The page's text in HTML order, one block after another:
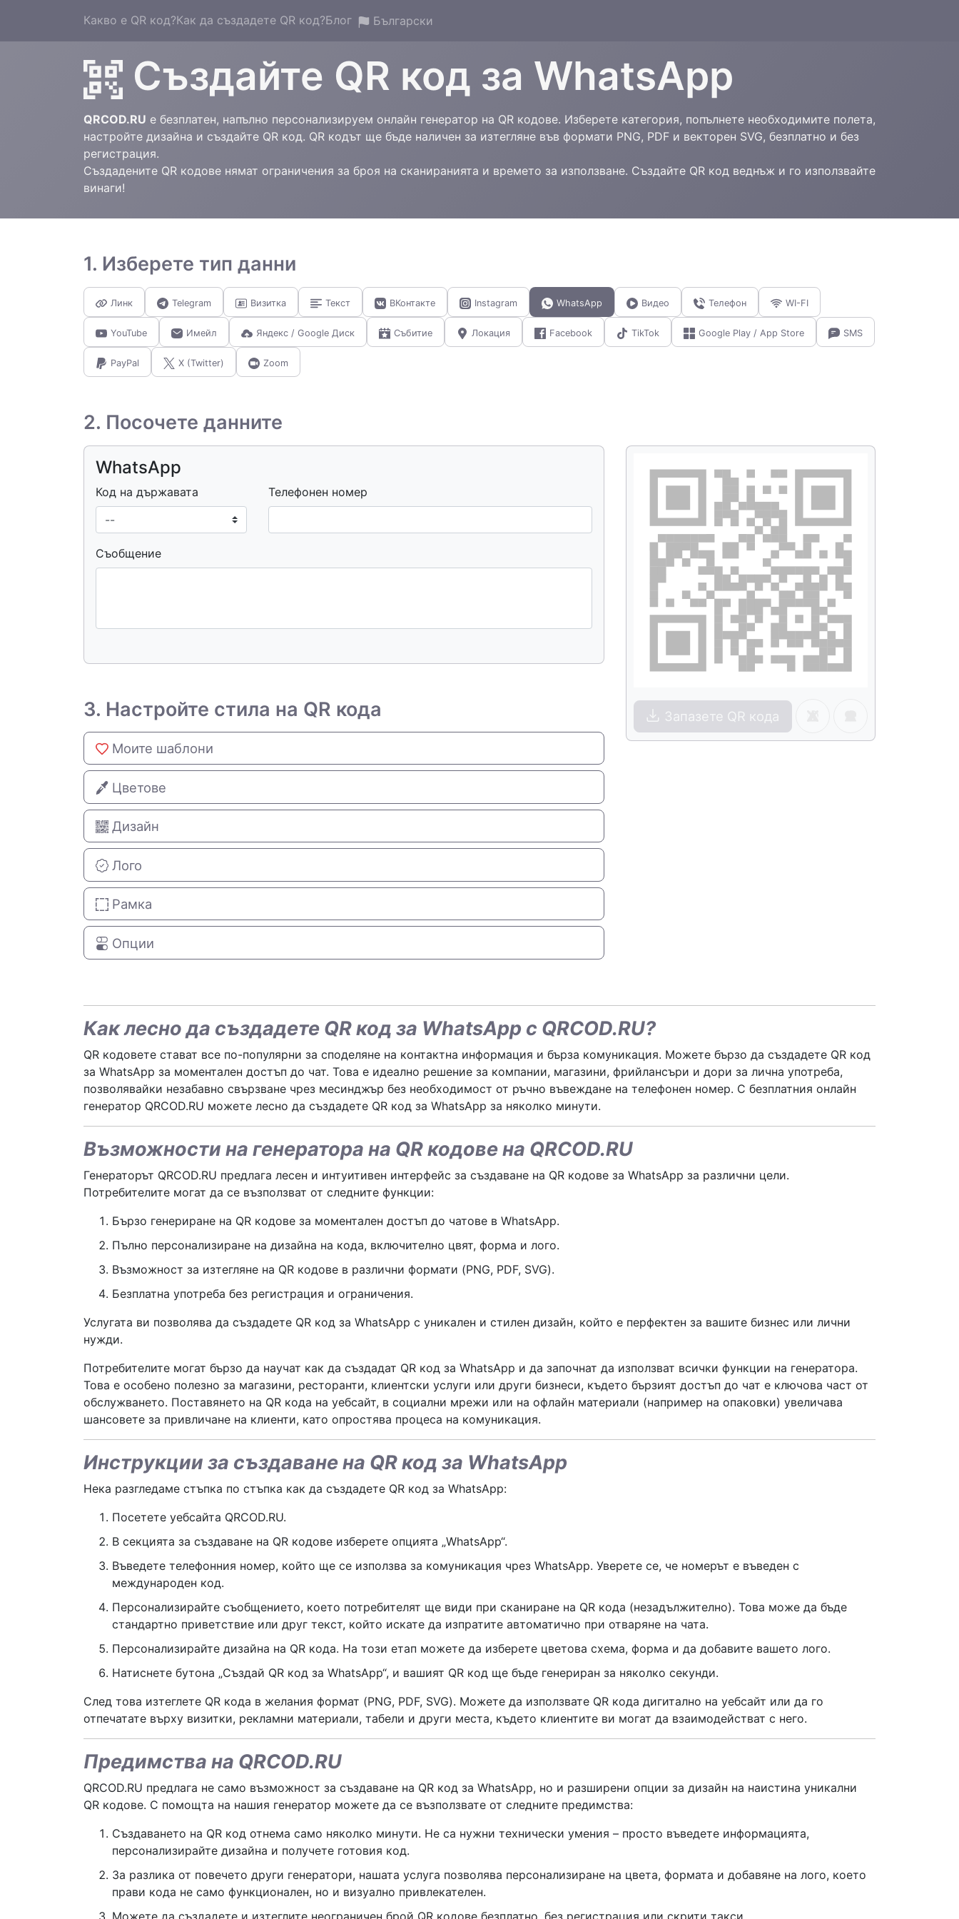
Какво е QR код?Как да създадете QR код?Блог Български
Създайте QR код за WhatsApp
QRCOD.RU е безплатен, напълно персонализируем онлайн генератор на QR кодове. Изберете категория, попълнете необходимите полета,
настройте дизайна и създайте QR код. QR кодът ще бъде наличен за изтегляне във формати PNG, PDF и векторен SVG, безплатно и без
регистрация.
Създадените QR кодове нямат ограничения за броя на сканиранията и времето за използване. Създайте QR код веднъж и го използвайте
винаги!
1. Изберете тип данни
Линк Telegram Визитка Текст ВКонтакте Instagram WhatsApp Видео Телефон WI-FI
YouTube Имейл Яндекс / Google Диск Събитие Локация Facebook TikTok Google Play / App Store SMS
PayPal X (Twitter) Zoom
2. Посочете данните
Запазете QR кода
WhatsApp
Код на държавата Телефонен номер
Съобщение
3. Настройте стила на QR кода
Моите шаблони
Цветове
Дизайн
Лого
Рамка
Опции
Как лесно да създадете QR код за WhatsApp с QRCOD.RU?
QR кодовете стават все по-популярни за споделяне на контактна информация и бърза комуникация. Можете бързо да създадете QR код
за WhatsApp за моментален достъп до чат. Това е идеално решение за компании, магазини, фрийлансъри и дори за лична употреба,
позволявайки незабавно свързване чрез месинджър без необходимост от ръчно въвеждане на телефонен номер. С безплатния онлайн
генератор QRCOD.RU можете лесно да създадете QR код за WhatsApp за няколко минути.
Възможности на генератора на QR кодове на QRCOD.RU
Генераторът QRCOD.RU предлага лесен и интуитивен интерфейс за създаване на QR кодове за WhatsApp за различни цели.
Потребителите могат да се възползват от следните функции:
Бързо генериране на QR кодове за моментален достъп до чатове в WhatsApp.
Пълно персонализиране на дизайна на кода, включително цвят, форма и лого.
Възможност за изтегляне на QR кодове в различни формати (PNG, PDF, SVG).
Безплатна употреба без регистрация и ограничения.
Услугата ви позволява да създадете QR код за WhatsApp с уникален и стилен дизайн, който е перфектен за вашите бизнес или лични
нужди.
Потребителите могат бързо да научат как да създадат QR код за WhatsApp и да започнат да използват всички функции на генератора.
Това е особено полезно за магазини, ресторанти, клиентски услуги или други бизнеси, където бързият достъп до чат е ключова част от
обслужването. Поставянето на QR кода на уебсайт, в социални мрежи или на офлайн материали (например на опаковки) увеличава
шансовете за привличане на клиенти, като опростява процеса на комуникация.
Инструкции за създаване на QR код за WhatsApp
Нека разгледаме стъпка по стъпка как да създадете QR код за WhatsApp:
Посетете уебсайта QRCOD.RU.
В секцията за създаване на QR кодове изберете опцията „WhatsApp“.
Въведете телефонния номер, който ще се използва за комуникация чрез WhatsApp. Уверете се, че номерът е въведен с
международен код.
Персонализирайте съобщението, което потребителят ще види при сканиране на QR кода (незадължително). Това може да бъде
стандартно приветствие или друг текст, който искате да изпратите автоматично при отваряне на чата.
Персонализирайте дизайна на QR кода. На този етап можете да изберете цветова схема, форма и да добавите вашето лого.
Натиснете бутона „Създай QR код за WhatsApp“, и вашият QR код ще бъде генериран за няколко секунди.
След това изтеглете QR кода в желания формат (PNG, PDF, SVG). Можете да използвате QR кода дигитално на уебсайт или да го
отпечатате върху визитки, рекламни материали, табели и други места, където клиентите ви могат да взаимодействат с него.
Предимства на QRCOD.RU
QRCOD.RU предлага не само възможност за създаване на QR код за WhatsApp, но и разширени опции за дизайн на наистина уникални
QR кодове. С помощта на нашия генератор можете да се възползвате от следните предимства:
Създаването на QR код отнема само няколко минути. Не са нужни технически умения – просто въведете информацията,
персонализирайте дизайна и получете готовия код.
За разлика от повечето други генератори, нашата услуга позволява персонализиране на цвета, формата и добавяне на лого, което
прави кода не само функционален, но и визуално привлекателен.
Можете да създадете и изтеглите неограничен брой QR кодове безплатно, без регистрация или скрити такси.